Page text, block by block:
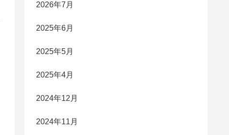
2026年7月
2025年6月
2025年5月
2025年4月
2024年12月
2024年11月